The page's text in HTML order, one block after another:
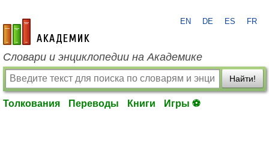
academic.ru
EN DE ES FR
Словари и энциклопедии на Академике
Найти!
Толкования Переводы Книги Игры ⚽